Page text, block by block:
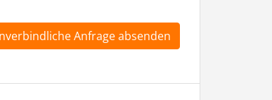
Anfrage absenden